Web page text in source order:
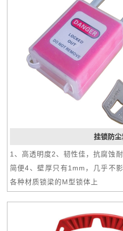
挂锁防尘
1、高透明度2、韧性佳，抗腐蚀
简便4、壁厚只有1mm，几乎不
各种材质锁梁的M型锁体上